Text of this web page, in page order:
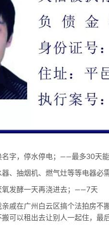
名字，停水停电；——最多30天
器、抽烟机、燃气灶等等电器
氧发酵一天再浇进去；——7天
戚在广州白云区搞个法拍房不
可以租出去让别人一起住，最